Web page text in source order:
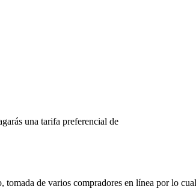
una tarifa preferencial de
de varios compradores en línea por lo